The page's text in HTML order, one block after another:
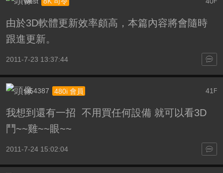
由於3D軟體更新效率頗高，本篇內容將會隨時
跟進更新。
2011-7-23 13:37:44
41 F
st54387 480i 會員
我想到還有一招 不用買任何設備 就可以看3D
鬥~~雞~~眼~~
2011-7-24 15:02:04